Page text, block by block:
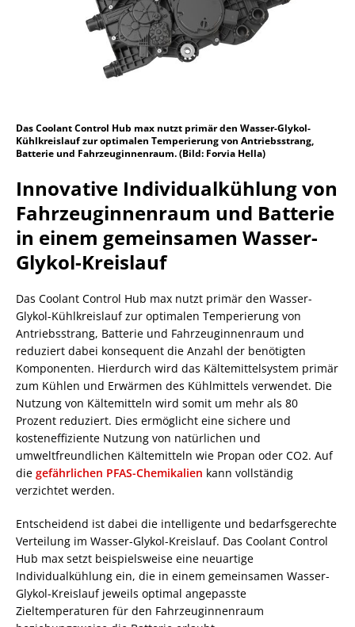
Das Coolant Control Hub max nutzt primär den Wasser-Glykol-
Kühlkreislauf zur optimalen Temperierung von Antriebsstrang,
Batterie und Fahrzeuginnenraum. (Bild: Forvia Hella)
Innovative Individualkühlung von
Fahrzeuginnenraum und Batterie
in einem gemeinsamen Wasser-
Glykol-Kreislauf
Das Coolant Control Hub max nutzt primär den Wasser-
Glykol-Kühlkreislauf zur optimalen Temperierung von
Antriebsstrang, Batterie und Fahrzeuginnenraum und
reduziert dabei konsequent die Anzahl der benötigten
Komponenten. Hierdurch wird das Kältemittelsystem primär
zum Kühlen und Erwärmen des Kühlmittels verwendet. Die
Nutzung von Kältemitteln wird somit um mehr als 80
Prozent reduziert. Dies ermöglicht eine sichere und
kosteneffiziente Nutzung von natürlichen und
umweltfreundlichen Kältemitteln wie Propan oder CO2. Auf
die gefährlichen PFAS-Chemikalien kann vollständig
verzichtet werden.
Entscheidend ist dabei die intelligente und bedarfsgerechte
Verteilung im Wasser-Glykol-Kreislauf. Das Coolant Control
Hub max setzt beispielsweise eine neuartige
Individualkühlung ein, die in einem gemeinsamen Wasser-
Glykol-Kreislauf jeweils optimal angepasste
Zieltemperaturen für den Fahrzeuginnenraum